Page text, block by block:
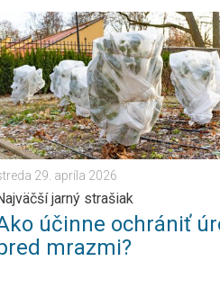
slnko. . . sobota 23. mája
účinne ochrániť úrodu pred
29. apríla 2026
jarný strašiak
účinne ochrániť
mrazmi?